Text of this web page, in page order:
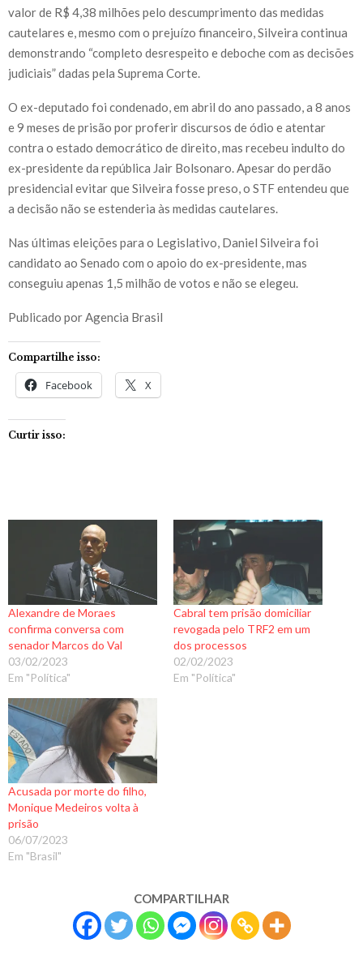
valor de R$ 4,38 milhões pelo descumprimento das medidas
cautelares e, mesmo com o prejuízo financeiro, Silveira continua
demonstrando “completo desrespeito e deboche com as decisões
judiciais” dadas pela Suprema Corte.
O ex-deputado foi condenado, em abril do ano passado, a 8 anos
e 9 meses de prisão por proferir discursos de ódio e atentar
contra o estado democrático de direito, mas recebeu indulto do
ex-presidente da república Jair Bolsonaro. Apesar do perdão
presidencial evitar que Silveira fosse preso, o STF entendeu que
a decisão não se estenderia às medidas cautelares.
Nas últimas eleições para o Legislativo, Daniel Silveira foi
candidato ao Senado com o apoio do ex-presidente, mas
conseguiu apenas 1,5 milhão de votos e não se elegeu.
Publicado por Agencia Brasil
Compartilhe isso:
Facebook X
Curtir isso:
Alexandre de Moraes
confirma conversa com
senador Marcos do Val
03/02/2023
Em "Política"
Cabral tem prisão domiciliar
revogada pelo TRF2 em um
dos processos
02/02/2023
Em "Política"
Acusada por morte do filho,
Monique Medeiros volta à
prisão
06/07/2023
Em "Brasil"
COMPARTILHAR